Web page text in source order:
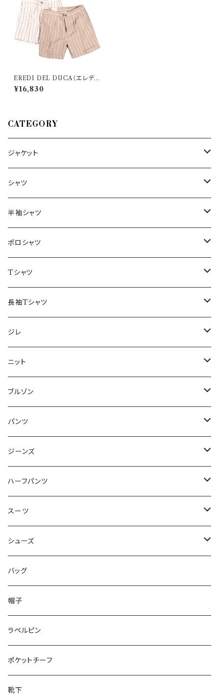
EREDI DEL DUCA（エレディ
デルデュカ） ハーフパンツ SOF
A 29682
¥16,830
CATEGORY
ジャケット
～44/S
46/M
48/L
50/XL～
シャツ
～44/S
46/M
48/L
50/XL～
半袖シャツ
～44/S
46/M
48/L
50/XL～
ポロシャツ
～44/S
46/M
48/L
50/XL～
Tシャツ
～44/S
46/M
48/L
50/XL～
長袖Tシャツ
～44/S
46/M
48/L
50/XL～
ジレ
～44/S
46/M
48/L
50/XL～
ニット
～44/S
46/M
48/L
50/XL～
ブルゾン
～44/S
46/M
48/L
50/XL～
パンツ
～44/S
46/M
48/L
50/XL～
ジーンズ
～44/S
46/M
48/L
50/XL～
ハーフパンツ
～44/S
46/M
48/L
50/XL～
スーツ
～44/S
46/M
48/L
50/XL～
シューズ
～25.5cm
26cm～
27cm～
28cm～
バッグ
帽子
ラペルピン
ポケットチーフ
靴下